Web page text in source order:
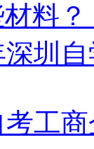
料？
深圳
工